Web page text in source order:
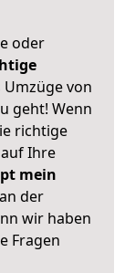
oder
von
geht! Wenn
richtige
Ihre
mein
der
wir haben
Fragen